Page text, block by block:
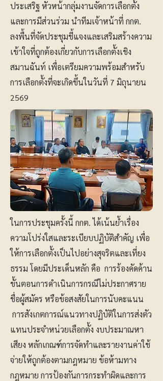
ประเสริฐ หัวหน้ากลุ่มงานจัดการเลือกตั้ง
และการมีส่วนร่วม นำทีมเจ้าหน้าที่ กกต.
ลงพื้นที่จัดประชุมชี้แจงและเสริมสร้างความ
เข้าใจที่ถูกต้องเกี่ยวกับการเลือกตั้งเชิง
สมานฉันท์ เพื่อเตรียมความพร้อมสำหรับ
การเลือกตั้งที่จะเกิดขึ้นในวันที่ 7 มิถุนายน
2569
ในการประชุมครั้งนี้ กกต. ได้เน้นย้ำเรื่อง
ความโปร่งใสและระเบียบปฏิบัติสำคัญ เพื่อ
ให้การเลือกตั้งเป็นไปอย่างสุจริตและเที่ยง
ธรรม โดยมีประเด็นหลัก คือ การร้องคัดค้าน
ขั้นตอนการดำเนินการกรณีไม่ประกาศราย
ชื่อผู้สมัคร หรือข้อสงสัยในการนับคะแนน
การสังเกตการณ์แนวทางปฏิบัติในการส่งตัว
แทนประจำหน่วยเลือกตั้ง งบประมาณหา
เสียง หลักเกณฑ์การจัดทำและรายงานค่าใช้
จ่ายให้ถูกต้องตามกฎหมาย ข้อห้ามทาง
กฎหมาย การป้องกันการกระทำผิดและการ